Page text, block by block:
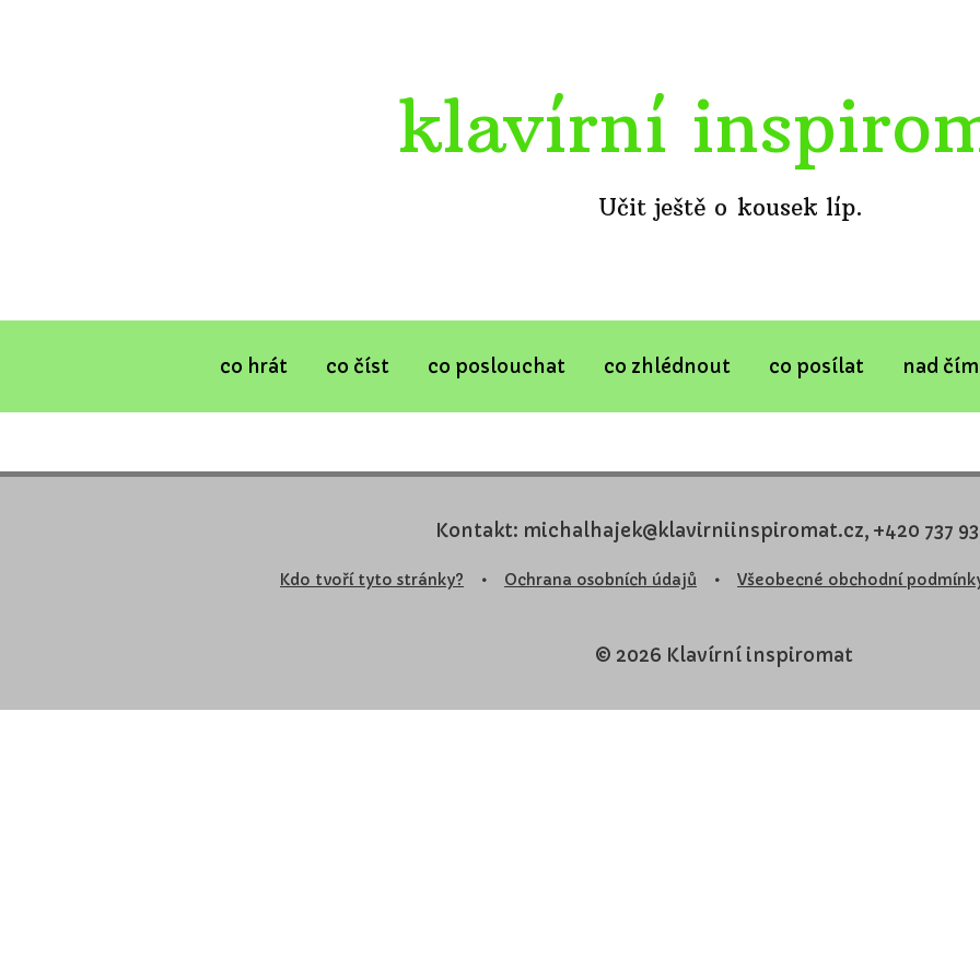
klavírní
Učit ještě o kousek líp.
co hrát co číst co poslouchat co zhlédnout co posílat nad
Kontakt: michalhajek@klavirniinspiromat.cz, +420 737
Kdo tvoří tyto stránky? • Ochrana osobních údajů • Všeobecné obchodní
© 2026 Klavírní inspiromat